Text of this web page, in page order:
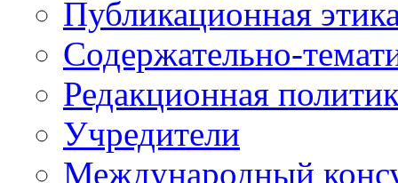
Публикационная
Содержательно-
Редакционная
Учредители
Международный